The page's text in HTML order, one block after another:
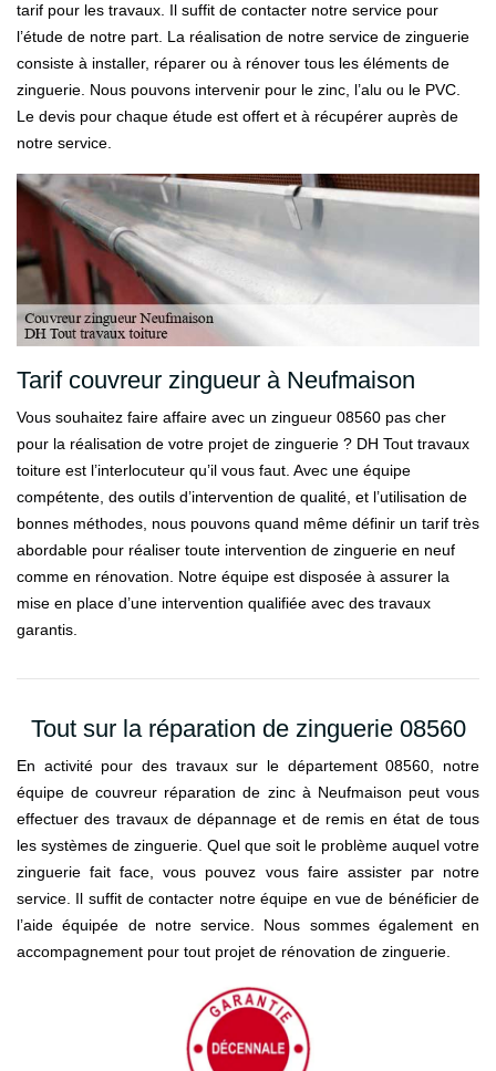
tarif pour les travaux. Il suffit de contacter notre service pour
l’étude de notre part. La réalisation de notre service de zinguerie
consiste à installer, réparer ou à rénover tous les éléments de
zinguerie. Nous pouvons intervenir pour le zinc, l’alu ou le PVC.
Le devis pour chaque étude est offert et à récupérer auprès de
notre service.
Tarif couvreur zingueur à Neufmaison
Vous souhaitez faire affaire avec un zingueur 08560 pas cher
pour la réalisation de votre projet de zinguerie ? DH Tout travaux
toiture est l’interlocuteur qu’il vous faut. Avec une équipe
compétente, des outils d’intervention de qualité, et l’utilisation de
bonnes méthodes, nous pouvons quand même définir un tarif très
abordable pour réaliser toute intervention de zinguerie en neuf
comme en rénovation. Notre équipe est disposée à assurer la
mise en place d’une intervention qualifiée avec des travaux
garantis.
Tout sur la réparation de zinguerie 08560
En activité pour des travaux sur le département 08560, notre
équipe de couvreur réparation de zinc à Neufmaison peut vous
effectuer des travaux de dépannage et de remis en état de tous
les systèmes de zinguerie. Quel que soit le problème auquel votre
zinguerie fait face, vous pouvez vous faire assister par notre
service. Il suffit de contacter notre équipe en vue de bénéficier de
l’aide équipée de notre service. Nous sommes également en
accompagnement pour tout projet de rénovation de zinguerie.